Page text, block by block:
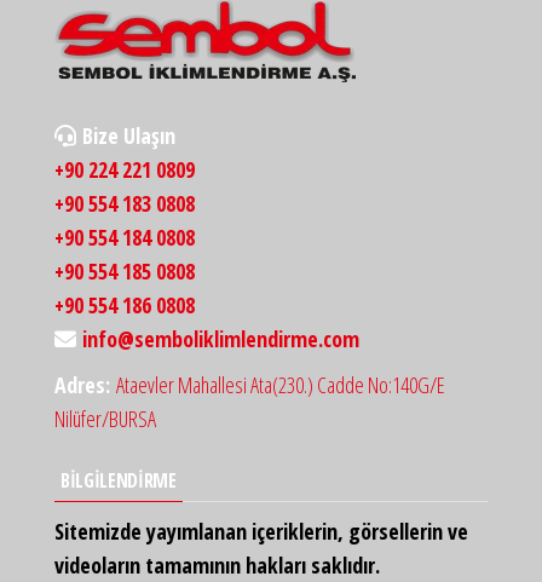
Bize Ulaşın
+90 224 221 0809
+90 554 183 0808
+90 554 184 0808
+90 554 185 0808
+90 554 186 0808
info@semboliklimlendirme.com
Adres: Ataevler Mahallesi Ata(230.) Cadde No:140G/E
Nilüfer/BURSA
BİLGİLENDİRME
Sitemizde yayımlanan içeriklerin, görsellerin ve
videoların tamamının hakları saklıdır.